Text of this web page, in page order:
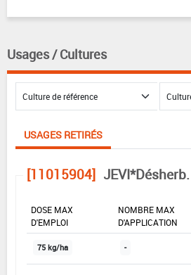
Usages / Cultures
USAGES RETIRÉS
[11015904]
DOSE MAX
D'EMPLOI
NOMBRE MAX
D'APPLICATION
75 kg/ha -